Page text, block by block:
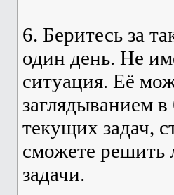
6. Беритесь за
один день. Не
ситуация. Её
заглядыванием
текущих задач,
сможете решить
задачи.